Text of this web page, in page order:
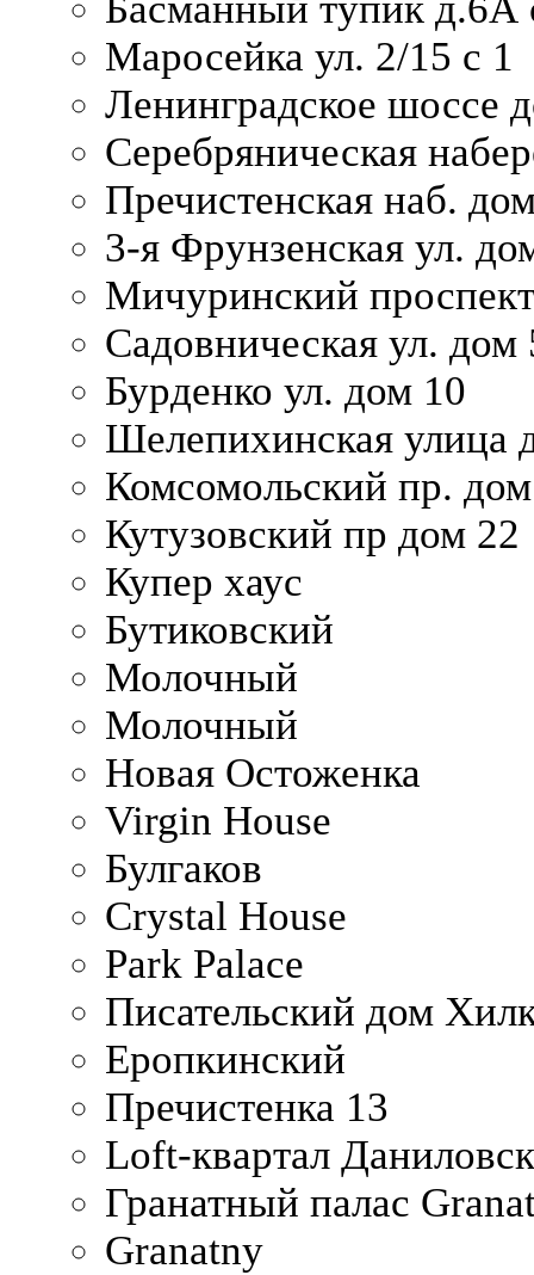
Маросейка ул. 2/15 с 1
Ленинградское шоссе
Серебряническая
Пречистенская наб.
3-я Фрунзенская ул.
Мичуринский
Садовническая ул. дом
Бурденко ул. дом 10
Шелепихинская улица
Комсомольский пр.
Кутузовский пр дом 22
Купер хаус
Бутиковский
Молочный
Молочный
Новая Остоженка
Virgin House
Булгаков
Crystal House
Park Palace
Писательский дом
Еропкинский
Пречистенка 13
Loft-квартал
Гранатный палас
Granatny